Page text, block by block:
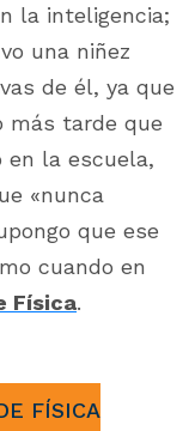
la inteligencia;
una niñez
de él, ya que
más tarde que
en la escuela,
«nunca
que ese
cuando en
Física.
FÍSICA